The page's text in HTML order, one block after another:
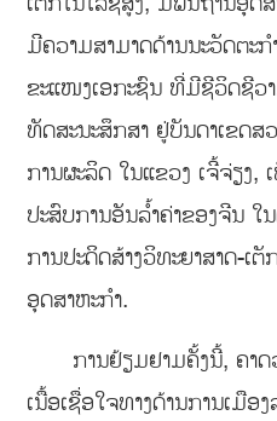
ມີຄວາມສາມາດດ້ານນະວັດຕະ
ຂະແໜງເອກະຊົນ ທີ່ມີຊີວິດຊີວ
ທັດສະນະສຶກສາ ຢູ່ບັນດາເຂດສ
ການຜະລິດ ໃນແຂວງ ເຈີ້ຈ່ຽງ
ປະສົບການອັນລ້ຳຄ່າຂອງຈີນ ໃ
ການປະດິດສ້າງວິທະຍາສາດ-ເ
ອຸດສາຫະກຳ.
ການຢ້ຽມຢາມຄັ້ງນີ້, ຄາດ
ເນື້ອເຊື່ອໃຈທາງດ້ານການເມືອ